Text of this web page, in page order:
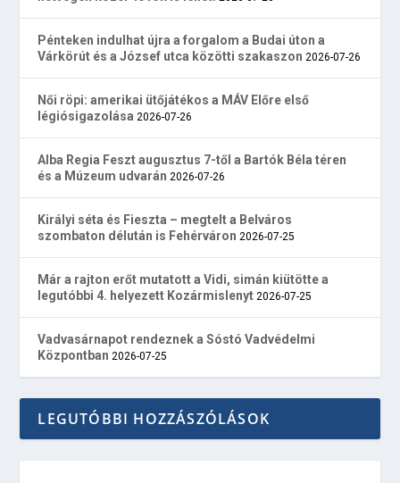
Pénteken indulhat újra a forgalom a Budai úton a
Várkörút és a József utca közötti szakaszon 2026-07-26
Női röpi: amerikai ütőjátékos a MÁV Előre első
légiósigazolása 2026-07-26
Alba Regia Feszt augusztus 7-től a Bartók Béla téren
és a Múzeum udvarán 2026-07-26
Királyi séta és Fieszta – megtelt a Belváros
szombaton délután is Fehérváron 2026-07-25
Már a rajton erőt mutatott a Vidi, simán kiütötte a
legutóbbi 4. helyezett Kozármislenyt 2026-07-25
Vadvasárnapot rendeznek a Sóstó Vadvédelmi
Központban 2026-07-25
LEGUTÓBBI HOZZÁSZÓLÁSOK